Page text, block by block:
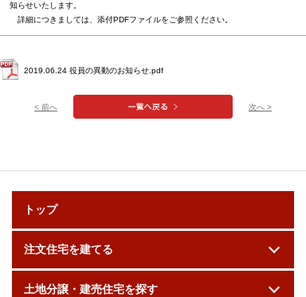
知らせいたします。
詳細につきましては、添付PDFファイルをご参照ください。
2019.06.24 役員の異動のお知らせ.pdf
< 前へ 次へ >
トップ
注文住宅を建てる
土地分譲・建売住宅を探す